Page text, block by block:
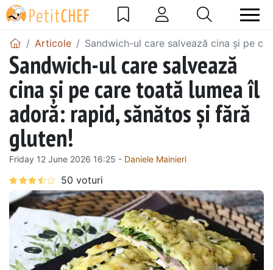
Articole Sandwich-ul care salvează cina și pe
Sandwich-ul care salvează
cina și pe care toată lumea îl
adoră: rapid, sănătos și fără
gluten!
Friday 12 June 2026 16:25 - Daniele Mainieri